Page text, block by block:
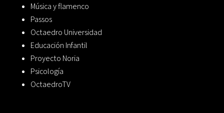
Música y flamenco
Passos
Octaedro Universidad
Educación Infantil
Proyecto Noria
Psicología
OctaedroTV